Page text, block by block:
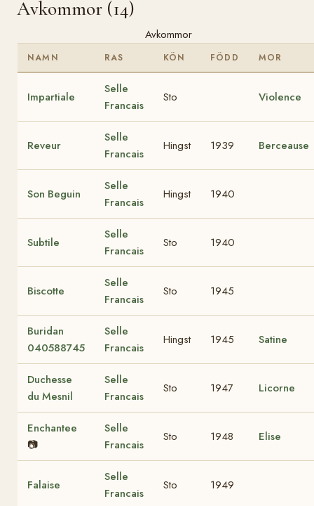
Avkommor (14)
Avkommor
NAMN RAS KÖN FÖDD MOR
Impartiale
Selle
Francais
Sto Violence
Reveur
Selle
Francais
Hingst 1939 Berceause
Son Beguin
Selle
Francais
Hingst 1940
Subtile
Selle
Francais
Sto 1940
Biscotte
Selle
Francais
Sto 1945
Buridan
040588745
Selle
Francais
Hingst 1945 Satine
Duchesse
du Mesnil
Selle
Francais
Sto 1947 Licorne
Enchantee
📷
Selle
Francais
Sto 1948 Elise
Falaise
Selle
Francais
Sto 1949